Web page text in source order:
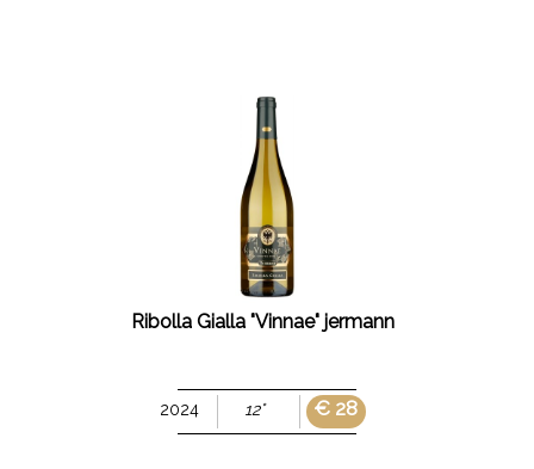
Ribolla Gialla "Vinnae" jermann
2024 12° € 28